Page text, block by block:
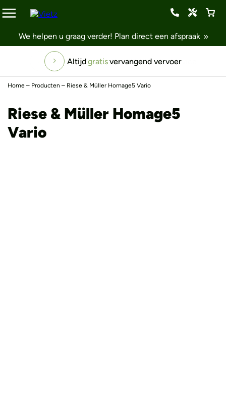
We helpen u graag verder! Plan direct een afspraak
Altijdgratisvervangend vervoer
Home – Producten – Riese & Müller Homage5 Vario
Riese & Müller Homage5
Vario